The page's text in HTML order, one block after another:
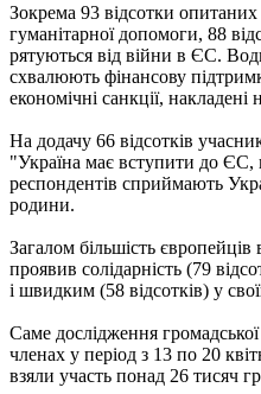
Зокрема 93 відсотки
гуманітарної допомоги, 88
рятуються від війни в ЄС.
схвалюють фінансову
економічні санкції, накладені
На додачу 66 відсотків
"Україна має вступити до ЄС,
респондентів сприймають
родини.
Загалом більшість
проявив солідарність (79
і швидким (58 відсотків) у
Саме дослідження
членах у період з 13 по 20
взяли участь понад 26 тисяч